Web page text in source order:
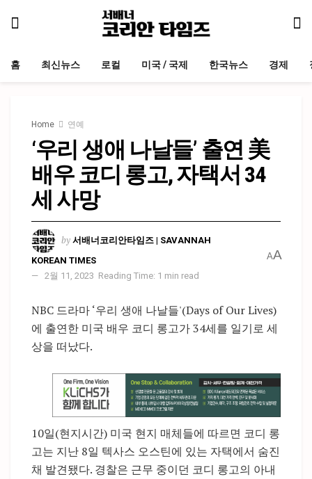
홈 최신뉴스 로컬 미국 / 국제 한국뉴스 경제
Home 연예
‘우리 생애 나날들’ 출연 美
배우 코디 롱고, 자택서 34
세 사망
by 서배너코리안타임즈 | SAVANNAH
KOREAN TIMES
2월 11, 2023 Reading Time: 1 min read
AA
NBC 드라마 ‘우리 생애 나날들'(Days of Our Lives)
에 출연한 미국 배우 코디 롱고가 34세를 일기로 세
상을 떠났다.
10일(현지시간) 미국 현지 매체들에 따르면 코디 롱
고는 지난 8일 텍사스 오스틴에 있는 자택에서 숨진
채 발견됐다. 경찰은 근무 중이던 코디 롱고의 아내